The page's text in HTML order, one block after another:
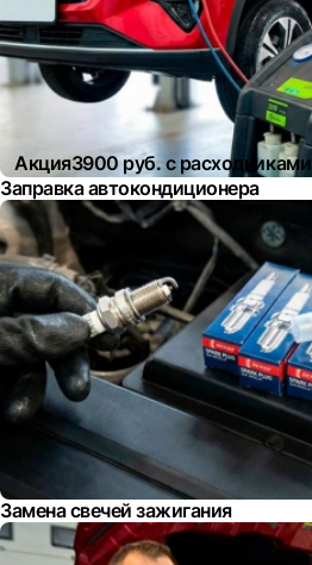
Акция3900 руб. с расходниками
Заправка автокондиционера
Замена свечей зажигания